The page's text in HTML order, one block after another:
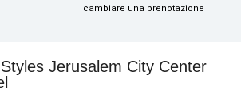
cambiare una prenotazione
Jerusalem City Center